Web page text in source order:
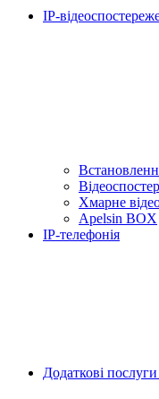
IP-
Хмарне
Apelsin BOX
IP-телефонія
Додаткові послуги